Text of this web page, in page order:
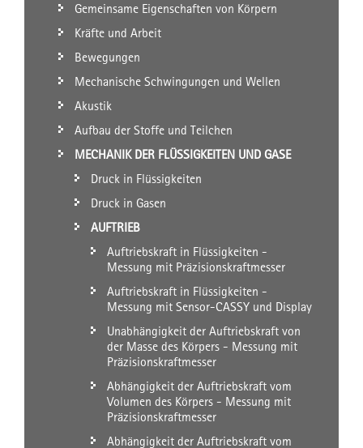
Gemeinsame Eigenschaften von Körpern
Kräfte und Arbeit
Bewegungen
Mechanische Schwingungen und Wellen
Akustik
Aufbau der Stoffe und Teilchen
MECHANIK DER FLÜSSIGKEITEN UND GASE
Druck in Flüssigkeiten
Druck in Gasen
AUFTRIEB
Auftriebskraft in Flüssigkeiten -
Messung mit Präzisionskraftmesser
Auftriebskraft in Flüssigkeiten -
Messung mit Sensor-CASSY und Display
Unabhängigkeit der Auftriebskraft von
der Masse des Körpers - Messung mit
Präzisionskraftmesser
Abhängigkeit der Auftriebskraft vom
Volumen des Körpers - Messung mit
Präzisionskraftmesser
Abhängigkeit der Auftriebskraft vom